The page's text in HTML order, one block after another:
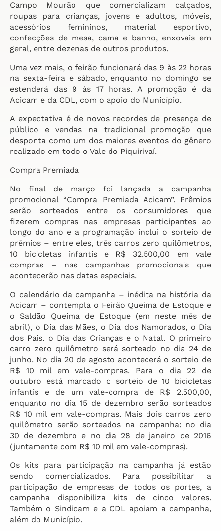
Campo Mourão que comercializam calçados,
roupas para crianças, jovens e adultos, móveis,
acessórios femininos, material esportivo,
confecções de mesa, cama e banho, enxovais em
geral, entre dezenas de outros produtos.
Uma vez mais, o feirão funcionará das 9 às 22 horas
na sexta-feira e sábado, enquanto no domingo se
estenderá das 9 às 17 horas. A promoção é da
Acicam e da CDL, com o apoio do Município.
A expectativa é de novos recordes de presença de
público e vendas na tradicional promoção que
desponta como um dos maiores eventos do gênero
realizado em todo o Vale do Piquirivaí.
Compra Premiada
No final de março foi lançada a campanha
promocional “Compra Premiada Acicam”. Prêmios
serão sorteados entre os consumidores que
fizerem compras nas empresas participantes ao
longo do ano e a programação inclui o sorteio de
prêmios – entre eles, três carros zero quilômetros,
10 bicicletas infantis e R$ 32.500,00 em vale
compras – nas campanhas promocionais que
acontecerão nas datas especiais.
O calendário da campanha – inédita na história da
Acicam – contempla o Feirão Queima de Estoque e
o Saldão Queima de Estoque (em neste mês de
abril), o Dia das Mães, o Dia dos Namorados, o Dia
dos Pais, o Dia das Crianças e o Natal. O primeiro
carro zero quilômetro será sorteado no dia 24 de
junho. No dia 20 de agosto acontecerá o sorteio de
R$ 10 mil em vale-compras. Para o dia 22 de
outubro está marcado o sorteio de 10 bicicletas
infantis e de um vale-compra de R$ 2.500,00,
enquanto no dia 15 de dezembro serão sorteados
R$ 10 mil em vale-compras. Mais dois carros zero
quilômetro serão sorteados na campanha: no dia
30 de dezembro e no dia 28 de janeiro de 2016
(juntamente com R$ 10 mil em vale-compras).
Os kits para participação na campanha já estão
sendo comercializados. Para possibilitar a
participação de empresas de todos os portes, a
campanha disponibiliza kits de cinco valores.
Também o Sindicam e a CDL apoiam a campanha,
além do Município.